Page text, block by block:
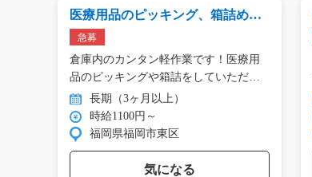
医療用品のピッキング、箱詰め作
業/y03_01332
急募
倉庫内のカンタン軽作業です！医療用
品のピッキングや箱詰をしていただ
き… 長期（3ヶ月以上）
時給1100円～
福岡県福岡市東区
気になる